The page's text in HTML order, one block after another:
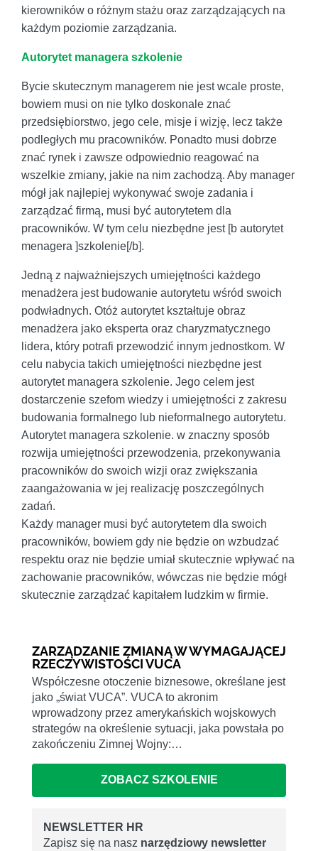
kierowników o różnym stażu oraz zarządzających na
każdym poziomie zarządzania.
Autorytet managera szkolenie
Bycie skutecznym managerem nie jest wcale proste,
bowiem musi on nie tylko doskonale znać
przedsiębiorstwo, jego cele, misje i wizję, lecz także
podległych mu pracowników. Ponadto musi dobrze
znać rynek i zawsze odpowiednio reagować na
wszelkie zmiany, jakie na nim zachodzą. Aby manager
mógł jak najlepiej wykonywać swoje zadania i
zarządzać firmą, musi być autorytetem dla
pracowników. W tym celu niezbędne jest [b autorytet
menagera ]szkolenie[/b].
Jedną z najważniejszych umiejętności każdego
menadżera jest budowanie autorytetu wśród swoich
podwładnych. Otóż autorytet kształtuje obraz
menadżera jako eksperta oraz charyzmatycznego
lidera, który potrafi przewodzić innym jednostkom. W
celu nabycia takich umiejętności niezbędne jest
autorytet managera szkolenie. Jego celem jest
dostarczenie szefom wiedzy i umiejętności z zakresu
budowania formalnego lub nieformalnego autorytetu.
Autorytet managera szkolenie. w znaczny sposób
rozwija umiejętności przewodzenia, przekonywania
pracowników do swoich wizji oraz zwiększania
zaangażowania w jej realizację poszczególnych
zadań.
Każdy manager musi być autorytetem dla swoich
pracowników, bowiem gdy nie będzie on wzbudzać
respektu oraz nie będzie umiał skutecznie wpływać na
zachowanie pracowników, wówczas nie będzie mógł
skutecznie zarządzać kapitałem ludzkim w firmie.
ZARZĄDZANIE ZMIANĄ W WYMAGAJĄCEJ
RZECZYWISTOŚCI VUCA
Współczesne otoczenie biznesowe, określane jest
jako „świat VUCA”. VUCA to akronim
wprowadzony przez amerykańskich wojskowych
strategów na określenie sytuacji, jaka powstała po
zakończeniu Zimnej Wojny:…
ZOBACZ SZKOLENIE
NEWSLETTER HR
Zapisz się na nasz narzędziowy newsletter